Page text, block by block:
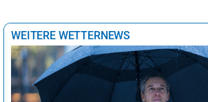
WEITERE WETTERNEWS